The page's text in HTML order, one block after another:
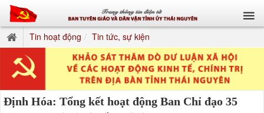
Tin hoạt động Tin tức, sự kiện
Định Hóa: Tổng kết hoạt động Ban Chỉ đạo 35